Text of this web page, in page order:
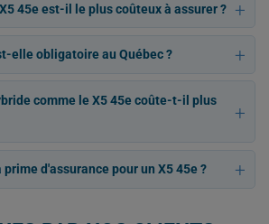
45e est-il le plus coûteux à assurer ?
elle obligatoire au Québec ?
comme le X5 45e coûte-t-il plus
d'assurance pour un X5 45e ?